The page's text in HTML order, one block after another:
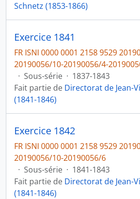
Schnetz (1853-1866)
Exercice 1841
FR ISNI 0000 0001 2158 9529
20190056/10-20190056/4-
· Sous-série · 1837-1843
Fait partie de Directorat de Jean-
(1841-1846)
Exercice 1842
FR ISNI 0000 0001 2158 9529
20190056/10-20190056/6
· Sous-série · 1841-1843
Fait partie de Directorat de Jean-
(1841-1846)